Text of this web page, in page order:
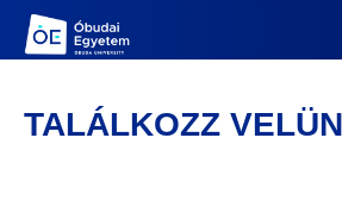
Skip to main content
TALÁLKOZZ